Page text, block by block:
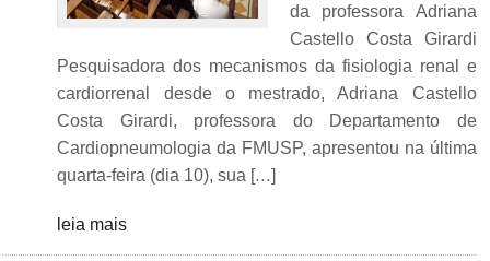
da professora Adriana
Castello Costa Girardi
Pesquisadora dos mecanismos da fisiologia renal e
cardiorrenal desde o mestrado, Adriana Castello
Costa Girardi, professora do Departamento de
Cardiopneumologia da FMUSP, apresentou na última
quarta-feira (dia 10), sua […]
leia mais